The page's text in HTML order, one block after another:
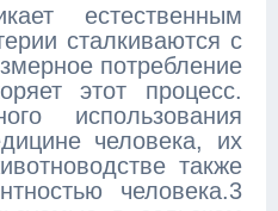
естественным
сталкиваются с
потребление
этот процесс.
использования
человека, их
также
человека.3